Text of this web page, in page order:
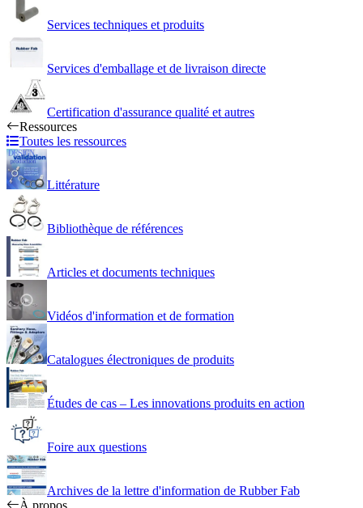
Services techniques et produits
Services d'emballage et de livraison directe
Certification d'assurance qualité et autres
Ressources
Toutes les ressources
Littérature
Bibliothèque de références
Articles et documents techniques
Vidéos d'information et de formation
Catalogues électroniques de produits
Études de cas – Les innovations produits en action
Foire aux questions
Archives de la lettre d'information de Rubber Fab